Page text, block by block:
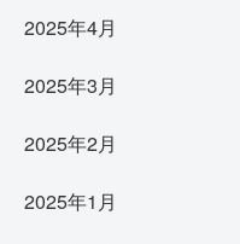
2025年4月
2025年3月
2025年2月
2025年1月